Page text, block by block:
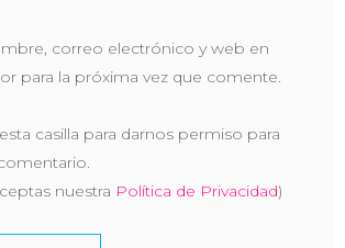
correo electrónico y web en
para la próxima vez que comente.
casilla para darnos permiso para
nuestra Política de Privacidad)